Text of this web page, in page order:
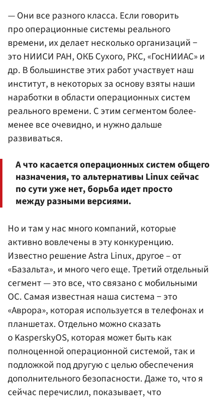
— Они все разного класса. Если говорить
про операционные системы реального
времени, их делает несколько организаций −
это НИИСИ РАН, ОКБ Сухого, РКС, «ГосНИИАС» и
др. В большинстве этих работ участвует наш
институт, в некоторых за основу взяты наши
наработки в области операционных систем
реального времени. С этим сегментом более-
менее все очевидно, и нужно дальше
развиваться.
А что касается операционных систем общего
назначения, то альтернативы Linux сейчас
по сути уже нет, борьба идет просто
между разными версиями.
Но и там у нас много компаний, которые
активно вовлечены в эту конкуренцию.
Известно решение Astra Linux, другое – от
«Базальта», и много чего еще. Третий отдельный
сегмент — это все, что связано с мобильными
ОС. Самая известная наша система − это
«Аврора», которая используется в телефонах и
планшетах. Отдельно можно сказать
о KasperskyOS, которая может быть как
полноценной операционной системой, так и
подложкой под другую с целью обеспечения
дополнительного безопасности. Даже то, что я
сейчас перечислил, показывает, что